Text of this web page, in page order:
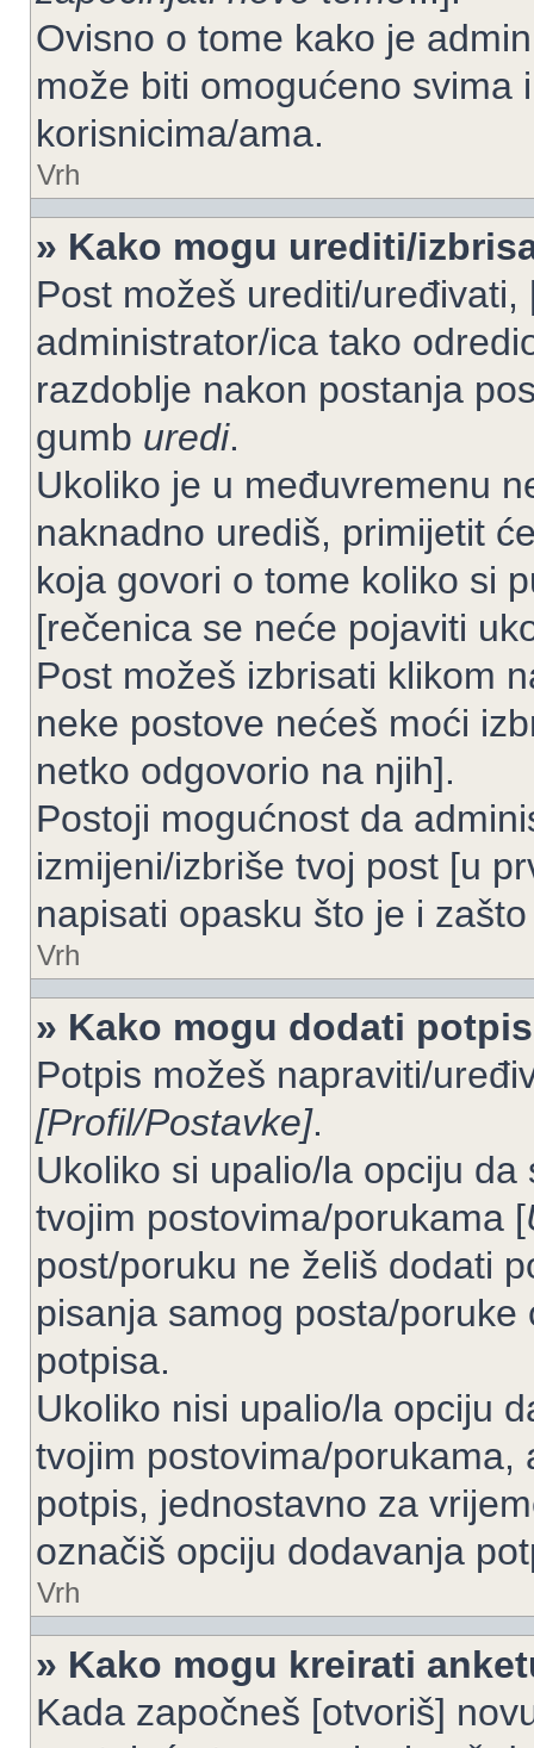
Ovisno o tome kako je
može biti omogućeno svima
korisnicima/ama.
Vrh
» Kako mogu urediti/
Post možeš urediti/
administrator/ica tako
razdoblje nakon postanja
gumb uredi.
Ukoliko je u međuvremenu
naknadno urediš, primijetit
koja govori o tome koliko si
[rečenica se neće pojaviti
Post možeš izbrisati klikom
neke postove nećeš moći
netko odgovorio na njih].
Postoji mogućnost da
izmijeni/izbriše tvoj post [u
napisati opasku što je i
Vrh
» Kako mogu dodati
Potpis možeš napraviti/
[Profil/Postavke].
Ukoliko si upalio/la opciju
tvojim postovima/porukama [
post/poruku ne želiš dodati
pisanja samog posta/
potpisa.
Ukoliko nisi upalio/la opciju
tvojim postovima/
potpis, jednostavno za
označiš opciju dodavanja
Vrh
» Kako mogu kreirati
Kada započneš [otvoriš]